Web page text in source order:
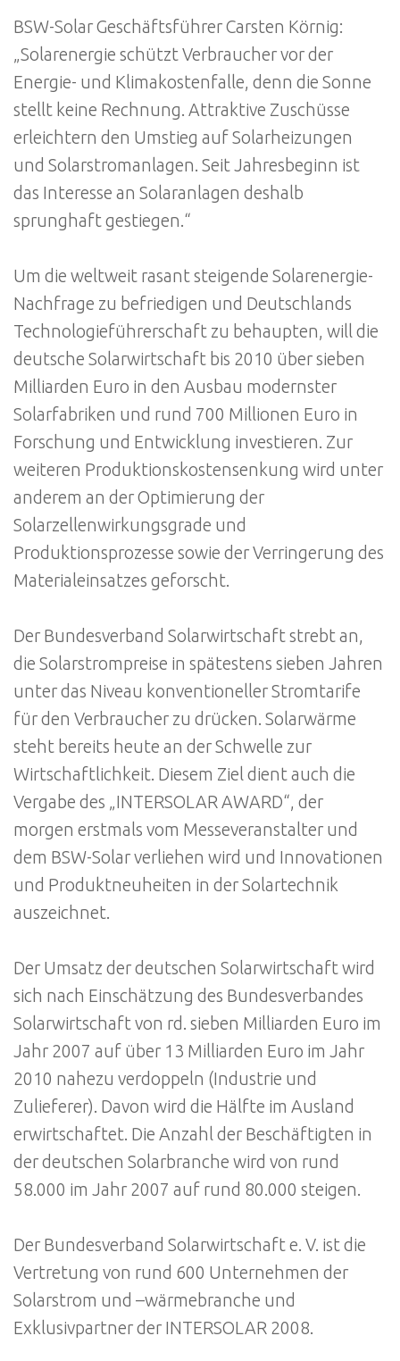
BSW-Solar Geschäftsführer Carsten Körnig:
„Solarenergie schützt Verbraucher vor der
Energie- und Klimakostenfalle, denn die Sonne
stellt keine Rechnung. Attraktive Zuschüsse
erleichtern den Umstieg auf Solarheizungen
und Solarstromanlagen. Seit Jahresbeginn ist
das Interesse an Solaranlagen deshalb
sprunghaft gestiegen.“
Um die weltweit rasant steigende Solarenergie-
Nachfrage zu befriedigen und Deutschlands
Technologieführerschaft zu behaupten, will die
deutsche Solarwirtschaft bis 2010 über sieben
Milliarden Euro in den Ausbau modernster
Solarfabriken und rund 700 Millionen Euro in
Forschung und Entwicklung investieren. Zur
weiteren Produktionskostensenkung wird unter
anderem an der Optimierung der
Solarzellenwirkungsgrade und
Produktionsprozesse sowie der Verringerung des
Materialeinsatzes geforscht.
Der Bundesverband Solarwirtschaft strebt an,
die Solarstrompreise in spätestens sieben Jahren
unter das Niveau konventioneller Stromtarife
für den Verbraucher zu drücken. Solarwärme
steht bereits heute an der Schwelle zur
Wirtschaftlichkeit. Diesem Ziel dient auch die
Vergabe des „INTERSOLAR AWARD“, der
morgen erstmals vom Messeveranstalter und
dem BSW-Solar verliehen wird und Innovationen
und Produktneuheiten in der Solartechnik
auszeichnet.
Der Umsatz der deutschen Solarwirtschaft wird
sich nach Einschätzung des Bundesverbandes
Solarwirtschaft von rd. sieben Milliarden Euro im
Jahr 2007 auf über 13 Milliarden Euro im Jahr
2010 nahezu verdoppeln (Industrie und
Zulieferer). Davon wird die Hälfte im Ausland
erwirtschaftet. Die Anzahl der Beschäftigten in
der deutschen Solarbranche wird von rund
58.000 im Jahr 2007 auf rund 80.000 steigen.
Der Bundesverband Solarwirtschaft e. V. ist die
Vertretung von rund 600 Unternehmen der
Solarstrom und –wärmebranche und
Exklusivpartner der INTERSOLAR 2008.